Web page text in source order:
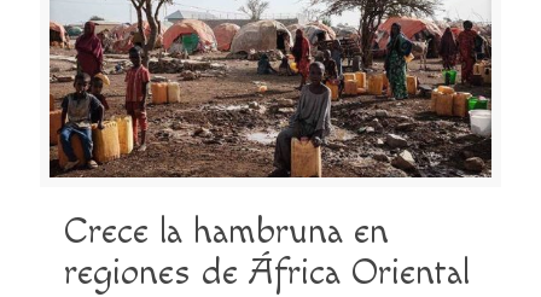
Crece la hambruna en
regiones de África Oriental